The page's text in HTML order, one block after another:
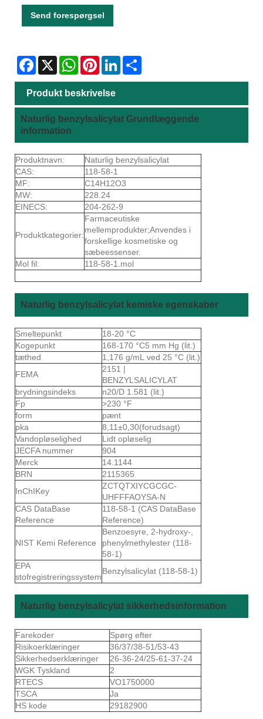
Send forespørgsel
Facebook
X WhatsAppPinterestLinkedIn
Produkt beskrivelse
Naturlig benzylsalicylat Grundlæggende
information
Produktnavn:
Naturlig benzylsalicylat
CAS:
118-58-1
MF:
C14H12O3
MW:
228.24
EINECS:
204-262-9
Produktkategorier:
Farmaceutiske
mellemprodukter;Anvendes i
forskellige kosmetiske og
sæbeessenser.
Mol fil:
118-58-1.mol
Naturlig benzylsalicylat kemiske egenskaber
Smeltepunkt
18-20 °C
Kogepunkt
168-170 °C5 mm Hg (lit.)
tæthed
1,176 g/mL ved 25 °C (lit.)
FEMA
2151 |
BENZYLSALICYLAT
brydningsindeks
n20/D 1.581 (lit.)
Fp
>230 °F
form
pænt
pka
8,11±0,30(forudsagt)
Vandopløselighed
Lidt opløselig
JECFA nummer
904
Merck
14.1144
BRN
2115365
InChIKey
ZCTQTXIYCGCGC-
UHFFFAOYSA-N
CAS DataBase
Reference
118-58-1 (CAS DataBase
Reference)
NIST Kemi Reference
Benzoesyre, 2-hydroxy-,
phenylmethylester (118-
58-1)
EPA
stofregistreringssystem
Benzylsalicylat (118-58-1)
Naturlig benzylsalicylat sikkerhedsinformation
Farekoder
Spørg efter
Risikoerklæringer
36/37/38-51/53-43
Sikkerhedserklæringer
26-36-24/25-61-37-24
WGK Tyskland
2
RTECS
VO1750000
TSCA
Ja
HS kode
29182900